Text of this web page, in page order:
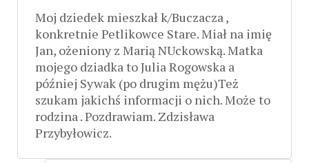
Moj dziedek mieszkał k/Buczacza ,
konkretnie Petlikowce Stare. Miał na imię
Jan, ożeniony z Marią NUckowską. Matka
mojego dziadka to Julia Rogowska a
później Sywak (po drugim mężu)Też
szukam jakichś informacji o nich. Może to
rodzina . Pozdrawiam. Zdzisława
Przybyłowicz.